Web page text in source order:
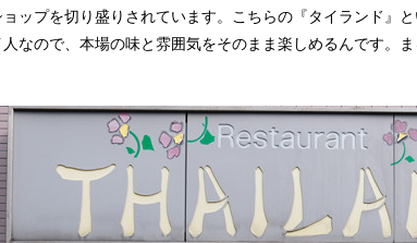
ップを切り盛りされています。こちらの『タイランド』
なので、本場の味と雰囲気をそのまま楽しめるんです